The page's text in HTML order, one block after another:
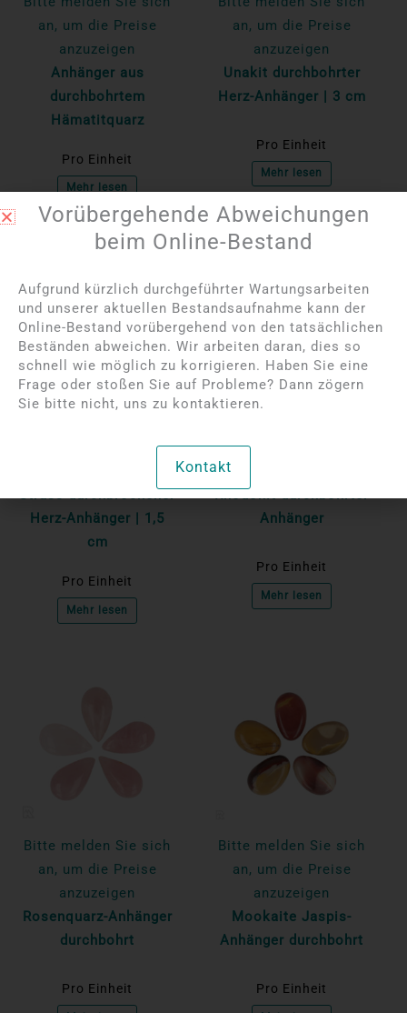
an, um die Preise
anzuzeigen
Anhänger aus
durchbohrtem
Hämatitquarz
Pro Einheit
Mehr lesen
an, um die Preise
anzuzeigen
Unakit durchbohrter
Herz-Anhänger | 3 cm
Pro Einheit
Mehr lesen
an, um die Preise
Strass durchbrochener
Herz-Anhänger | 1,5
cm
Pro Einheit
Mehr lesen
NICHT AUF LAGER
an, um die Preise
Rhodonit durchbohrter
Anhänger
Pro Einheit
Mehr lesen
Bitte melden Sie sich
an, um die Preise
anzuzeigen
Rosenquarz-Anhänger
durchbohrt
Pro Einheit
Bitte melden Sie sich
an, um die Preise
anzuzeigen
Mookaite Jaspis-
Anhänger durchbohrt
Pro Einheit
Vorübergehende Abweichungen
beim Online-Bestand
Aufgrund kürzlich durchgeführter Wartungsarbeiten
und unserer aktuellen Bestandsaufnahme kann der
Online-Bestand vorübergehend von den tatsächlichen
Beständen abweichen. Wir arbeiten daran, dies so
schnell wie möglich zu korrigieren. Haben Sie eine
Frage oder stoßen Sie auf Probleme? Dann zögern
Sie bitte nicht, uns zu kontaktieren.
Kontakt